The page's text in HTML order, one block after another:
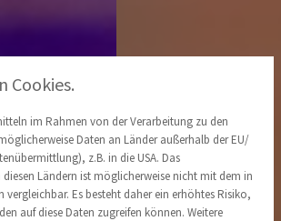
Cookies.
im Rahmen von der Verarbeitung zu den
Daten an Länder außerhalb der EU/
z.B. in die USA. Das
Ländern ist möglicherweise nicht mit dem in
vergleichbar. Es besteht daher ein erhöhtes Risiko,
auf diese Daten zugreifen können. Weitere